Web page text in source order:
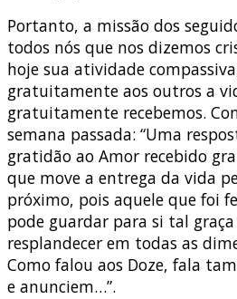
Portanto, a missão dos
todos nós que nos dizemos
hoje sua atividade
gratuitamente aos outros a
gratuitamente recebemos.
semana passada: “Uma
gratidão ao Amor recebido
que move a entrega da vida
próximo, pois aquele que foi
pode guardar para si tal
resplandecer em todas as
Como falou aos Doze, fala
e anunciem…”.